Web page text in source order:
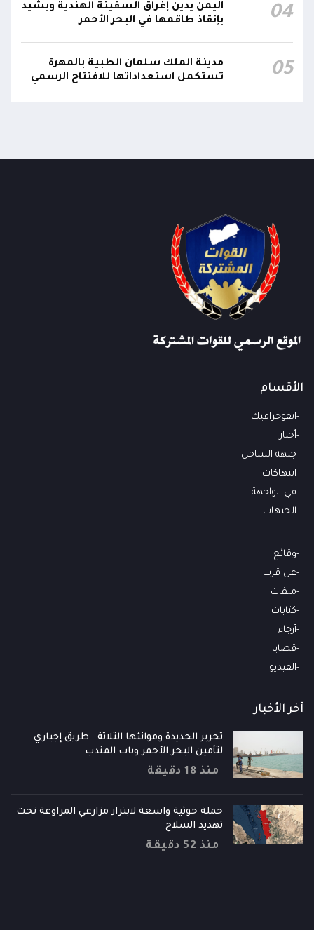
04
اليمن يدين إغراق السفينة الهندية ويشيد
بإنقاذ طاقمها في البحر الأحمر
05
مدينة الملك سلمان الطبية بالمهرة
تستكمل استعداداتها للافتتاح الرسمي
الأقسام
انفوجرافيك
أخبار
جبهة الساحل
انتهاكات
في الواجهة
الجبهات
وقائع
عن قرب
ملفات
كتابات
أرجاء
قضايا
الفيديو
آخر الأخبار
تحرير الحديدة وموانئها الثلاثة.. طريق إجباري
لتأمين البحر الأحمر وباب المندب
منذ 18 دقيقة
حملة حوثية واسعة لابتزاز مزارعي المراوعة تحت
تهديد السلاح
منذ 52 دقيقة